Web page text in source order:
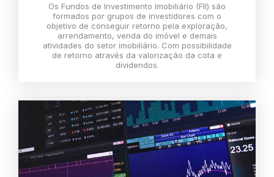
Os Fundos de Investimento Imobiliário (FII) são
formados por grupos de investidores com o
objetivo de conseguir retorno pela exploração,
arrendamento, venda do imóvel e demais
atividades do setor imobiliário. Com possibilidade
de retorno através da valorização da cota e
dividendos.